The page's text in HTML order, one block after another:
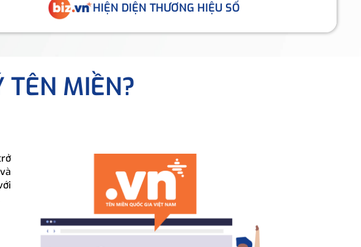
HIỆN DIỆN THƯƠNG HIỆU SỐ
TÊN MIỀN?